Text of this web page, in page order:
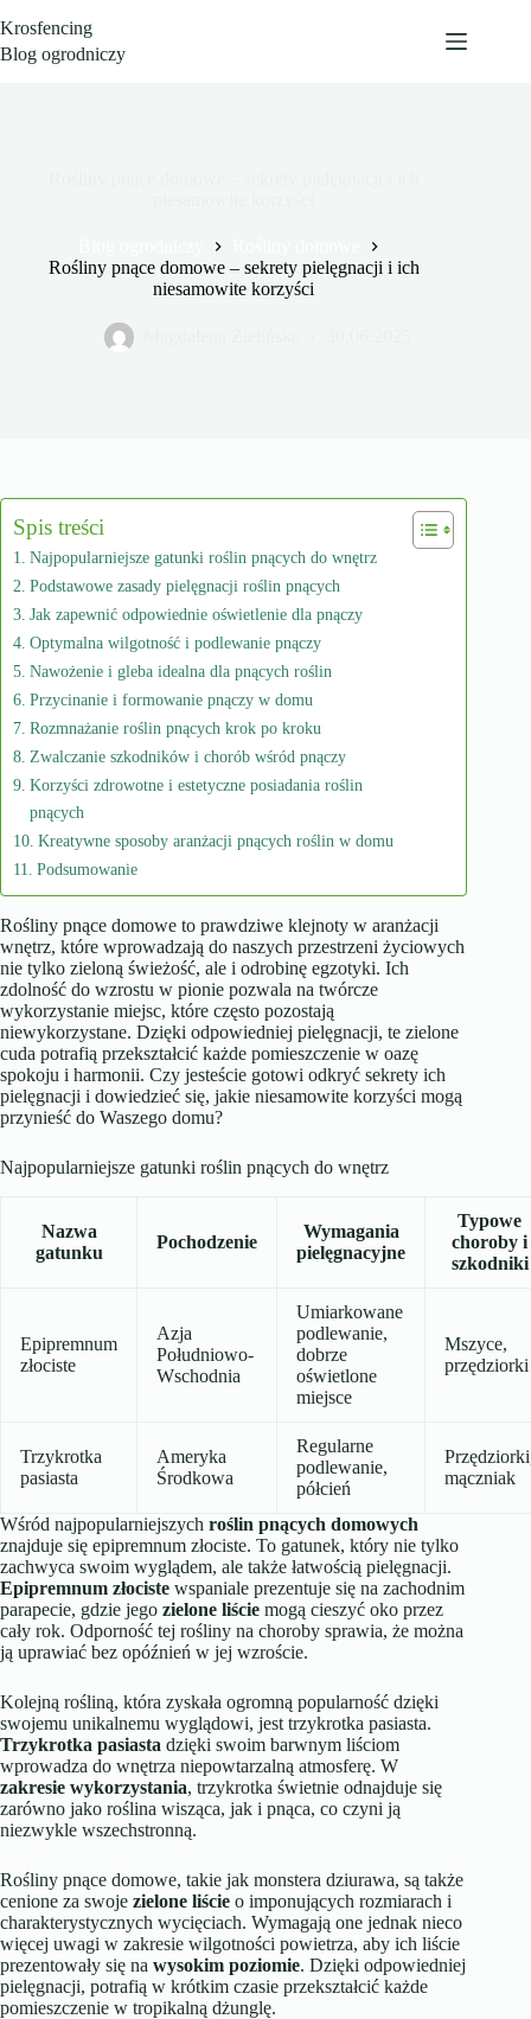
do
treści
Krosfencing
Blog ogrodniczy
Rośliny pnące domowe – sekrety pielęgnacji i ich
niesamowite korzyści
Spis treści
Najpopularniejsze gatunki roślin pnących do wnętrz
Podstawowe zasady pielęgnacji roślin pnących
Jak zapewnić odpowiednie oświetlenie dla pnączy
Optymalna wilgotność i podlewanie pnączy
Nawożenie i gleba idealna dla pnących roślin
Przycinanie i formowanie pnączy w domu
Rozmnażanie roślin pnących krok po kroku
Zwalczanie szkodników i chorób wśród pnączy
Korzyści zdrowotne i estetyczne posiadania roślin
pnących
Kreatywne sposoby aranżacji pnących roślin w domu
Podsumowanie
Rośliny pnące domowe to prawdziwe klejnoty w aranżacji
wnętrz, które wprowadzają do naszych przestrzeni życiowych
nie tylko zieloną świeżość, ale i odrobinę egzotyki. Ich
zdolność do wzrostu w pionie pozwala na twórcze
wykorzystanie miejsc, które często pozostają
niewykorzystane. Dzięki odpowiedniej pielęgnacji, te zielone
cuda potrafią przekształcić każde pomieszczenie w oazę
spokoju i harmonii. Czy jesteście gotowi odkryć sekrety ich
pielęgnacji i dowiedzieć się, jakie niesamowite korzyści mogą
przynieść do Waszego domu?
Najpopularniejsze gatunki roślin pnących do wnętrz
Nazwa
gatunku
Pochodzenie
Wymagania
pielęgnacyjne
Typowe
choroby i
szkodniki
Epipremnum
złociste
Azja
Południowo-
Wschodnia
Umiarkowane
podlewanie,
dobrze
oświetlone
miejsce
Mszyce,
przędziorki
Trzykrotka
pasiasta
Ameryka
Środkowa
Regularne
podlewanie,
półcień
mączniak
Wśród najpopularniejszych roślin pnących domowych
znajduje się epipremnum złociste. To gatunek, który nie tylko
zachwyca swoim wyglądem, ale także łatwością pielęgnacji.
Epipremnum złociste wspaniale prezentuje się na zachodnim
parapecie, gdzie jego zielone liście mogą cieszyć oko przez
cały rok. Odporność tej rośliny na choroby sprawia, że można
ją uprawiać bez opóźnień w jej wzroście.
Kolejną rośliną, która zyskała ogromną popularność dzięki
swojemu unikalnemu wyglądowi, jest trzykrotka pasiasta.
Trzykrotka pasiasta dzięki swoim barwnym liściom
wprowadza do wnętrza niepowtarzalną atmosferę. W
zakresie wykorzystania, trzykrotka świetnie odnajduje się
zarówno jako roślina wisząca, jak i pnąca, co czyni ją
niezwykle wszechstronną.
Rośliny pnące domowe, takie jak monstera dziurawa, są także
cenione za swoje zielone liście o imponujących rozmiarach i
charakterystycznych wycięciach. Wymagają one jednak nieco
więcej uwagi w zakresie wilgotności powietrza, aby ich liście
prezentowały się na wysokim poziomie. Dzięki odpowiedniej
pielęgnacji, potrafią w krótkim czasie przekształcić każde
pomieszczenie w tropikalną dżunglę.